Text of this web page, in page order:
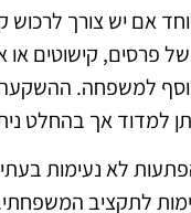
אם יש צורך לרכוש
פרסים, קישוטים
מוסף למשפחה.
למדוד אך בהחלט
לא נעימות
לתקציב המשפחתי.